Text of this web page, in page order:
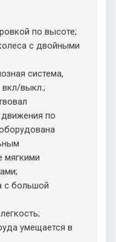
по высоте;
с двойными
система,
выкл.;
по
мягкими
с большой
умещается в